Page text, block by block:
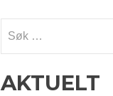
etter:
AKTUELT